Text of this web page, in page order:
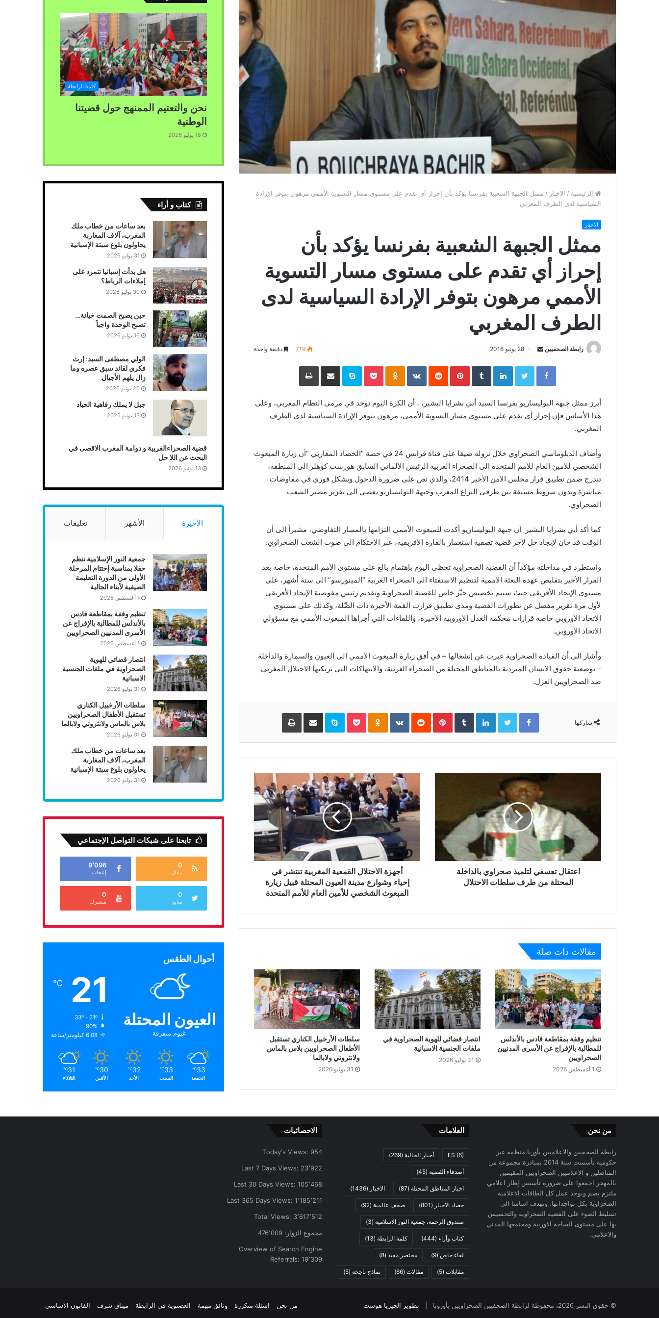
الرئيسية / الاخبار / ممثل الجبهة الشعبية بفرنسا يؤكد بأن إحراز أي تقدم على مستوى مسار التسوية الأممي مرهون بتوفر الإرادة
السياسية لدى الطرف المغربي
الاخبار
ممثل الجبهة الشعبية بفرنسا يؤكد بأن
إحراز أي تقدم على مستوى مسار التسوية
الأممي مرهون بتوفر الإرادة السياسية لدى
الطرف المغربي
رابطة الصحفيين
d
n
e
i
l
28 يونيو 2018 719 دقيقة واحدة
Facebook
Twitter
LinkedIn
‏Tumblr
Pinterest
‏Reddit
‏VKontakte
Pocket
Skype مشاركة عبر البريد
أبرز ممثل جبهة البوليساريو بفرنسا السيد أبي بشرايا البشير، ، أن الكرة اليوم توجد في مرمى النظام المغربي، وعلى
هذا الأساس فإن إحراز أي تقدم على مستوى مسار التسوية الأممي، مرهون بتوفر الإرادة السياسية لدى الطرف
المغربي.
وأضاف الدبلوماسي الصحراوي خلال نزوله ضيفا على قناة فرانس 24 في حصة “الحصاد المغاربي “أن زيارة المبعوث
الشخصي للأمين العام للأمم المتحدة الى الصحراء الغربية الرئيس الألماني السابق هورست كوهلر الى المنطقة،
تندرج ضمن تطبيق قرار مجلس الأمن الأخير 2414، والذي نص على ضرورة الدخول وبشكل فوري في مفاوضات
مباشرة وبدون شروط مسبقة بين طرفي النزاع المغرب وجبهة البوليساريو تفضي الى تقرير مصير الشعب
الصحراوي.
كما أكد أبي بشرايا البشير أن جبهة البوليساريو أكدت للمبعوث الأممي التزامها بالمسار التفاوضي، مشيراً الى أن
الوقت قد حان لإيجاد حل لآخر قضية تصفية استعمار بالقارة الأفريقية، عبر الإحتكام الى صوت الشعب الصحراوي.
واستطرد في مداخلته مؤكداً أن القضية الصحراوية تحظى اليوم بإهتمام بالغ على مستوى الأمم المتحدة، خاصة بعد
القرار الأخير بتقليص عهدة البعثة الأممية لتنظيم الاستفتاء الى الصحراء الغربية “المينورسو” الى ستة أشهر، على
مستوى الإتحاد الأفريقي حيث سيتم تخصيص حيّز خاص للقضية الصحراوية وتقديم رئيس مفوضية الإتحاد الأفريقي
لأول مرة تقرير مفصل عن تطورات القضية ومدى تطبيق قرارت القمة الأخيرة ذات الصِّلة، وكذلك على مستوى
الإتحاد الأوروبي خاصة قرارات محكمة العدل الأوروبية الأخيرة، واللقاءات التي أجراها المبعوث الأممي مع مسؤولي
الاتحاد الأوروبي.
وأشار الى أن القيادة الصحراوية عبرت عن إنشغالها – في أفق زيارة المبعوث الأممي الى العيون والسمارة والداخلة
– بوضعية حقوق الانسان المتردية بالمناطق المحتلة من الصحراء الغربية، والانتهاكات التي يرتكبها الاحتلال المغربي
ضد الصحراويين العزل.
شاركها
Facebook
Twitter
LinkedIn
‏Tumblr
Pinterest
‏Reddit
‏VKontakte
Pocket
Skype مشاركة عبر البريد
اعتقال تعسفي لتلميذ صحراوي بالداخلة
المحتلة من طرف سلطات الاحتلال
أجهزة الاحتلال القمعية المغربية تنتشر في
إحياء وشوارع مدينة العيون المحتلة قبيل زيارة
المبعوث الشخصي للأمين العام للأمم المتحدة
مقالات ذات صلة
تنظيم وقفة بمقاطعة قادس بالأندلس
للمطالبة بالإفراج عن الأسرى المدنيين
الصحراويين
1 أغسطس 2026
انتصار قضائي للهوية الصحراوية في
ملفات الجنسية الاسبانية
31 يوليو 2026
سلطات الأرخبيل الكناري تستقبل
الأطفال الصحراويين بلاس بالماس
ولانثروتي ولابالما
31 يوليو 2026
كلمة الرابطة
نحن والتعتيم الممنهج حول قضيتنا
الوطنية
18 يوليو 2026
كتاب و أراء
بعد ساعات من خطاب ملك
المغرب، آلاف المغاربة
يحاولون بلوغ سبتة الإسبانية
31 يوليو 2026
هل بدأت إسبانيا تتمرد على
إملاءات الرباط؟
30 يوليو 2026
حين يصبح الصمت خيانة…
تصبح الوحدة واجباً
16 يوليو 2026
الولي مصطفى السيد: إرث
فكري لقائد سبق عصره وما
زال يلهم الأجيال
20 يونيو 2026
جيل لا يملك رفاهية الحياد
13 يونيو 2026
قضية الصحراءالغربية و دوامة المغرب الاقصى في
البحث عن اللا حل
13 يونيو 2026
الأخيرة الأشهر تعليقات
جمعية النور الإسلامية تنظم
حفلا بمناسبة إختتام المرحلة
الأولى من الدورة التعليمة
الصيفية لأبناء الجالية
1 أغسطس 2026
تنظيم وقفة بمقاطعة قادس
بالأندلس للمطالبة بالإفراج عن
الأسرى المدنيين الصحراويين
1 أغسطس 2026
انتصار قضائي للهوية
الصحراوية في ملفات الجنسية
الاسبانية
31 يوليو 2026
سلطات الأرخبيل الكناري
تستقبل الأطفال الصحراويين
بلاس بالماس ولانثروتي ولابالما
31 يوليو 2026
بعد ساعات من خطاب ملك
المغرب، آلاف المغاربة
يحاولون بلوغ سبتة الإسبانية
31 يوليو 2026
تابعنا على شبكات التواصل الإجتماعي
0
مقال
9٬096
إعجاب
0
متابع
0
مشترك
أحوال الطقس
العيون المحتلة
غيوم متفرقة
21
℃
33º - 21º
90%
6.08 كيلومتر/ساعة
33
℃
الجمعة
33
℃
السبت
32
℃
الأحد
30
℃
الأثنين
31
℃
الثلاثاء
من نحن
رابطة الصحفيين والاعلاميين بأوربا منظمة غير
حكومية تأسست سنة 2014 بمبادرة مجموعة من
المناضلين و الاعلاميين الصحراويين المقيمين
بالمهجر اجمعوا على ضرورة تأسيس إطار اعلامي
ملتزم يضم ويوحد عمل كل الطاقات الاعلامية
الصحراوية بكل تواجداتها، وتهدف اساسا الى
تسليط الضوء على القضية الصحراوية والتحسيس
بها على مستوى الساحة الاوربية ومجتمعها المدني
والاعلامي.
العلامات
ES (6) أخبار الجالية (269)
أصدقاء القضية (45)
اخبار المناطق المحتلة (87) الاخبار (1436)
حصاد الاخبار (801) صحف عالمية (92)
صندوق الرحمة، جمعية النور الاسلامية (3)
كتاب وآراء (444) كلمة الرابطة (13)
لقاء خاص (9) مختصر مفيد (8)
مقابلات (5) مقالات (66) نماذج ناجحة (5)
الاحصائيات
Today's Views: 954
Last 7 Days Views: 23٬922
Last 30 Days Views: 105٬468
Last 365 Days Views: 1٬185٬211
Total Views: 3٬617٬512
مجموع الزوار: 476٬009
Overview of Search Engine
Referrals: 19٬309
© حقوق النشر 2026، محفوظة لرابطة الصحفيين الصحراويين بأوروبا | تطوير الجيريا هوست من نحن اسئلة متكررة وثائق مهمة العضىوية في الرابطة ميثاق شرف
القانون الاساسي